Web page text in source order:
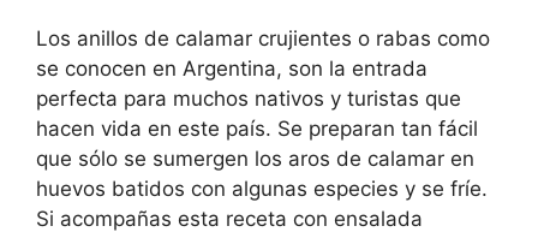
Los anillos de calamar crujientes o rabas como
se conocen en Argentina, son la entrada
perfecta para muchos nativos y turistas que
hacen vida en este país. Se preparan tan fácil
que sólo se sumergen los aros de calamar en
huevos batidos con algunas especies y se fríe.
Si acompañas esta receta con ensalada